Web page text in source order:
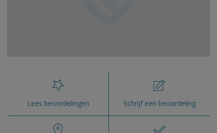
Lees beoordelingen Schrijf een beoordeling